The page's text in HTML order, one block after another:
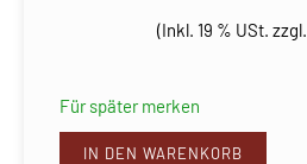
(Inkl. 19 % USt. zzgl.
Für später merken
IN DEN WARENKORB